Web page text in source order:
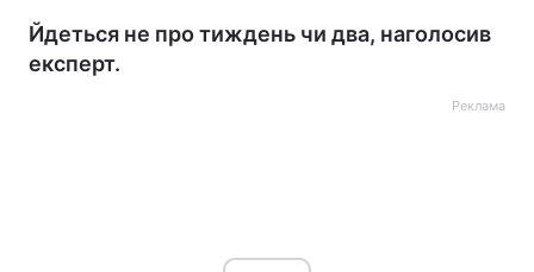
Йдеться не про тиждень чи два, наголосив
експерт.
Реклама